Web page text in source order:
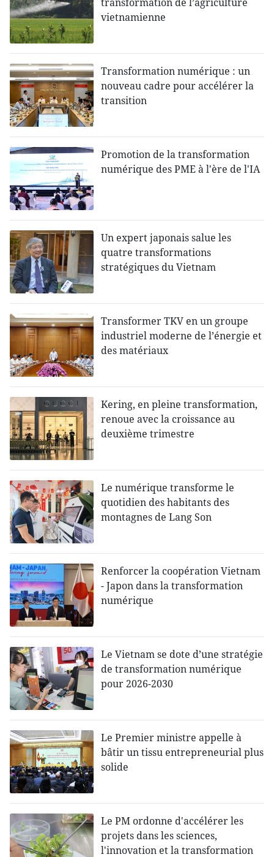
vietnamienne
Transformation numérique : un
nouveau cadre pour accélérer la
transition
Promotion de la transformation
numérique des PME à l'ère de l'IA
Un expert japonais salue les
quatre transformations
stratégiques du Vietnam
Transformer TKV en un groupe
industriel moderne de l’énergie et
des matériaux
Kering, en pleine transformation,
renoue avec la croissance au
deuxième trimestre
Le numérique transforme le
quotidien des habitants des
montagnes de Lang Son
Renforcer la coopération Vietnam
- Japon dans la transformation
numérique
Le Vietnam se dote d’une stratégie
de transformation numérique
pour 2026-2030
Le Premier ministre appelle à
bâtir un tissu entrepreneurial plus
solide
Le PM ordonne d'accélérer les
projets dans les sciences,
l'innovation et la transformation